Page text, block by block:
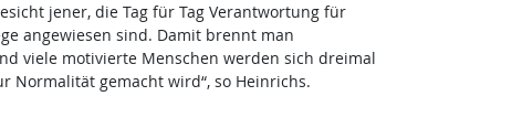
jener, die Tag für Tag Verantwortung für
angewiesen sind. Damit brennt man
viele motivierte Menschen werden sich dreimal
Normalität gemacht wird“, so Heinrichs.